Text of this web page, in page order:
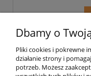
Dbamy o
Pliki cookies i pokrewne
działanie strony i
potrzeb. Możesz